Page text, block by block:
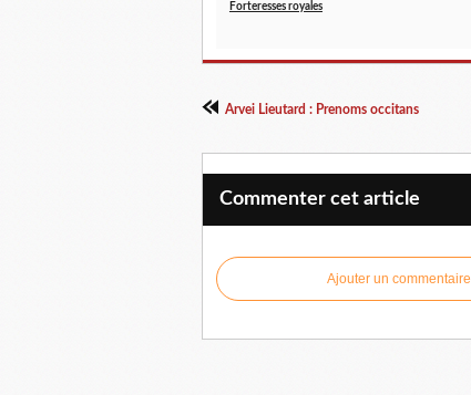
Forteresses royales
Arvei Lieutard : Prenoms occitans
Commenter cet article
Ajouter un commentaire